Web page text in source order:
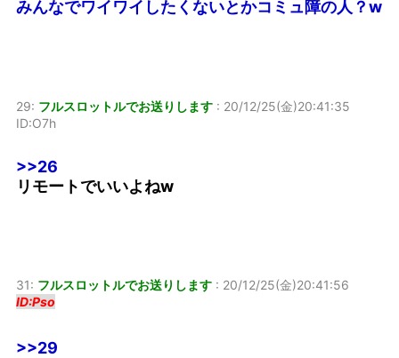
みんなでワイワイしたくないとかコミュ障の人？w
29: フルスロットルでお送りします : 20/12/25(金)20:41:35
ID:O7h
>>26
リモートでいいよねw
31: フルスロットルでお送りします : 20/12/25(金)20:41:56
ID:Pso
>>29